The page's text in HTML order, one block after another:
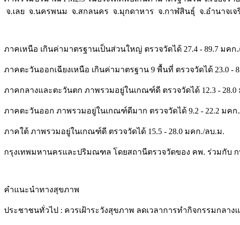
จ.เลย จ.นครพนม จ.สกลนคร จ.มุกดาหาร จ.กาฬสินธุ์ จ.อำนาจเ
ภาคเหนือ เกินค่ามาตรฐานเป็นส่วนใหญ่ ตรวจวัดได้ 27.4 - 89.7 มคก
ภาคตะวันออกเฉียงเหนือ เกินค่ามาตรฐาน 9 พื้นที่ ตรวจวัดได้ 23.0 -
ภาคกลางและตะวันตก ภาพรวมอยู่ในเกณฑ์ดี ตรวจวัดได้ 12.3 - 28.0
ภาคตะวันออก ภาพรวมอยู่ในเกณฑ์ดีมาก ตรวจวัดได้ 9.2 - 22.2 มคก
ภาคใต้ ภาพรวมอยู่ในเกณฑ์ดี ตรวจวัดได้ 15.5 - 28.0 มคก./ลบ.ม.
กรุงเทพมหานครและปริมณฑล โดยสถานีตรวจวัดของ คพ. ร่วมกับ​
คำแนะนำทางสุขภาพ
ประชาชนทั่วไป : ควรเฝ้าระวังสุขภาพ ลดเวลาการทำกิจกรรมกลา